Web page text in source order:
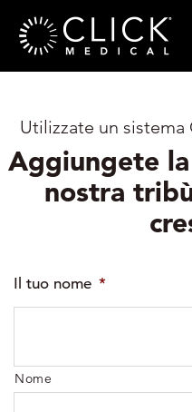
Utilizzate un sistema
Aggiungete
nostra
Il tuo nome *
Nome